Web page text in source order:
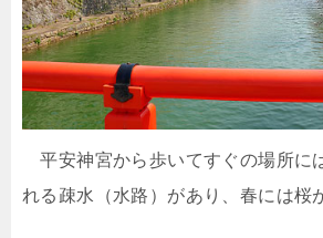
平安神宮から歩いてすぐの場所に
れる疎水（水路）があり、春には桜